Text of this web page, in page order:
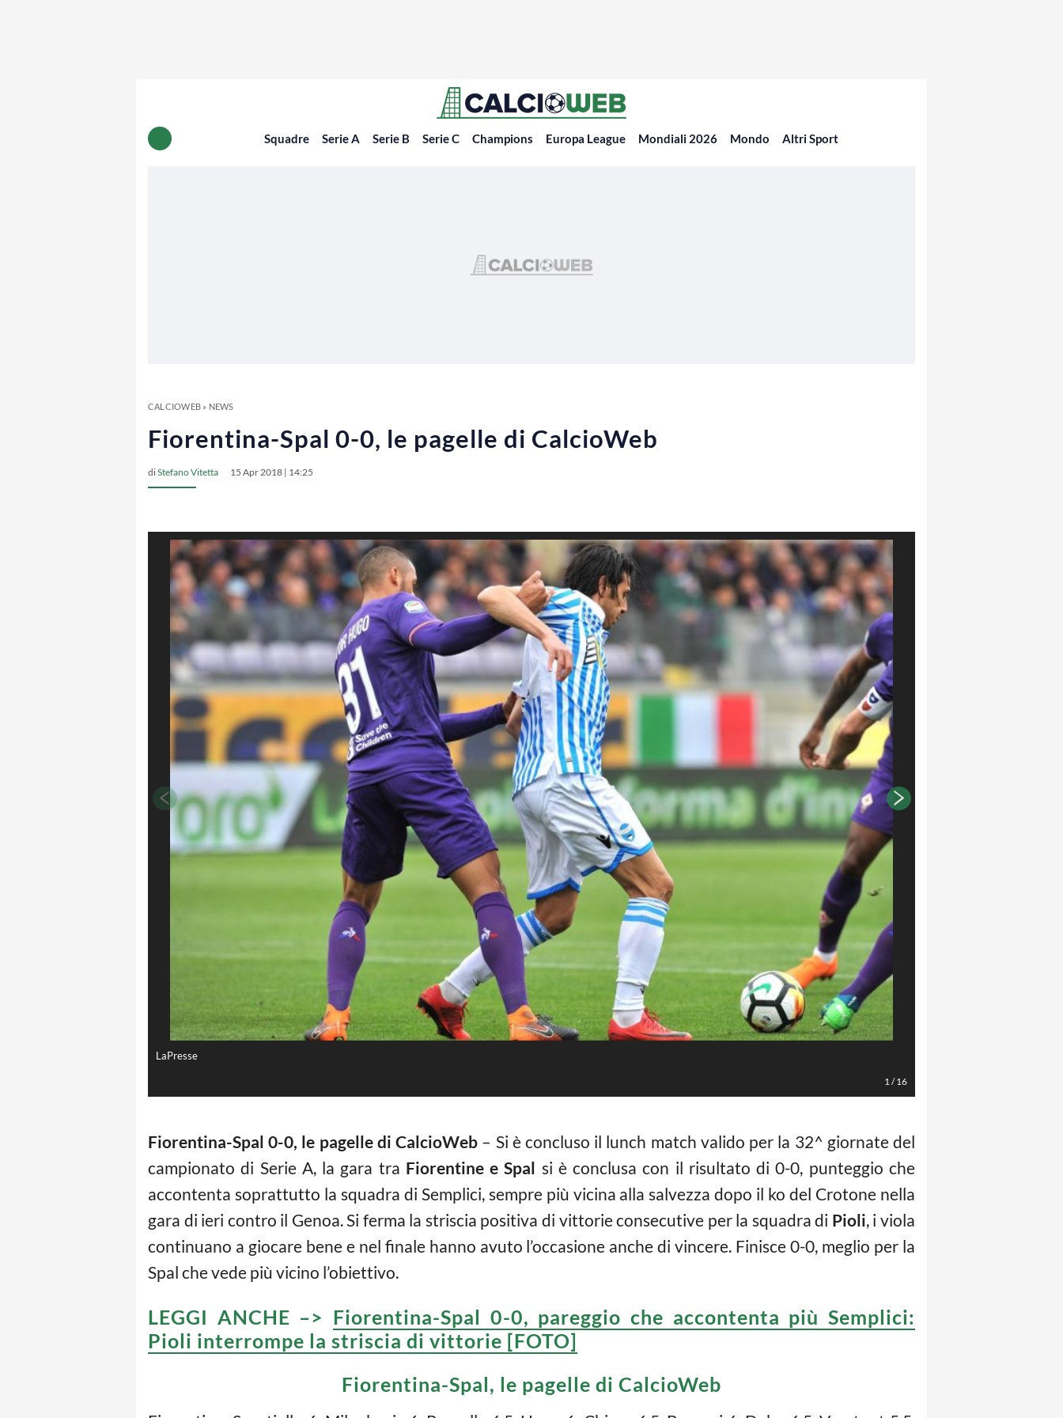
Squadre Serie A Serie B Serie C Champions Europa League Mondiali 2026 Mondo Altri Sport
CALCIOWEB» NEWS
Fiorentina-Spal 0-0, le pagelle di CalcioWeb
diStefano Vitetta 15 Apr 2018 | 14:25
LaPresse
1/16
Fiorentina-Spal 0-0, le pagelle di CalcioWeb – Si è concluso il lunch match valido per la 32^ giornate del
campionato di Serie A, la gara tra Fiorentine e Spal si è conclusa con il risultato di 0-0, punteggio che
accontenta soprattutto la squadra di Semplici, sempre più vicina alla salvezza dopo il ko del Crotone nella
gara di ieri contro il Genoa. Si ferma la striscia positiva di vittorie consecutive per la squadra di Pioli, i viola
continuano a giocare bene e nel finale hanno avuto l’occasione anche di vincere. Finisce 0-0, meglio per la
Spal che vede più vicino l’obiettivo.
LEGGI ANCHE –> Fiorentina-Spal 0-0, pareggio che accontenta più Semplici:
Pioli interrompe la striscia di vittorie [FOTO]
Fiorentina-Spal, le pagelle di CalcioWeb